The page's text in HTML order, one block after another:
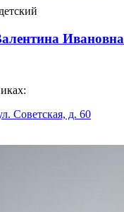
Ивановна
Советская, д. 60